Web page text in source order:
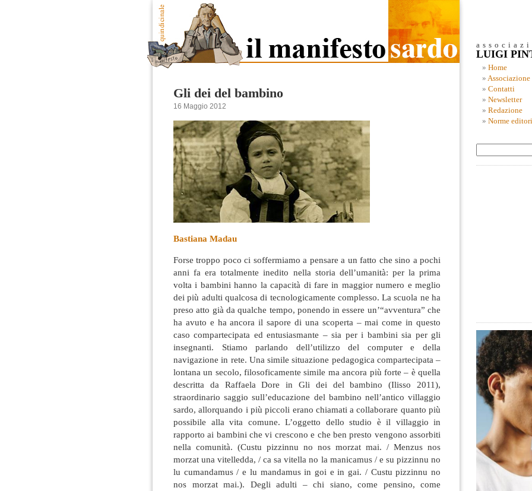
Gli dei del bambino
16 Maggio 2012
Bastiana Madau
Forse troppo poco ci soffermiamo a pensare a un fatto che sino a pochi
anni fa era totalmente inedito nella storia dell’umanità: per la prima
volta i bambini hanno la capacità di fare in maggior numero e meglio
dei più adulti qualcosa di tecnologicamente complesso. La scuola ne ha
preso atto già da qualche tempo, ponendo in essere un’“avventura” che
ha avuto e ha ancora il sapore di una scoperta – mai come in questo
caso compartecipata ed entusiasmante – sia per i bambini sia per gli
insegnanti. Stiamo parlando dell’utilizzo del computer e della
navigazione in rete. Una simile situazione pedagogica compartecipata –
lontana un secolo, filosoficamente simile ma ancora più forte – è quella
descritta da Raffaela Dore in Gli dei del bambino (Ilisso 2011),
straordinario saggio sull’educazione del bambino nell’antico villaggio
sardo, allorquando i più piccoli erano chiamati a collaborare quanto più
possibile alla vita comune. L’oggetto dello studio è il villaggio in
rapporto ai bambini che vi crescono e che ben presto vengono assorbiti
nella comunità. (Custu pizzinnu no nos morzat mai. / Menzus nos
morzat una vitelledda, / ca sa vitella no la manicamus / e su pizzinnu no
lu cumandamus / e lu mandamus in goi e in gai. / Custu pizzinnu no
nos morzat mai.). Degli adulti – chi siano, come pensino, come
LUIGI
Home
Associazione
Contatti
Newsletter
Redazione
Norme